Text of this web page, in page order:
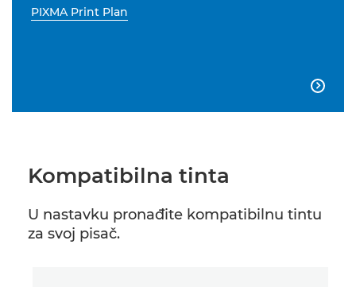
PIXMA Print Plan

Kompatibilna tinta
U nastavku pronađite kompatibilnu tintu
za svoj pisač.